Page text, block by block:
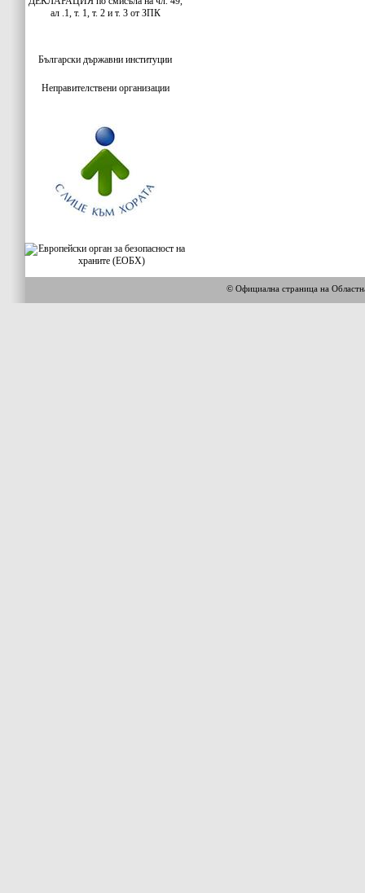
ал .1, т. 1, т. 2 и т. 3 от ЗПК
Български държавни институции
Неправителствени организации
© Официална страница на